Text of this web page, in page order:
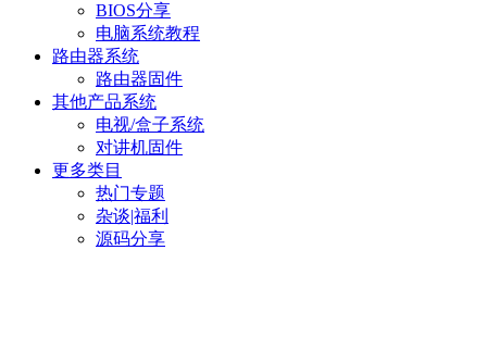
BIOS分享
电脑系统教程
路由器系统
路由器固件
其他产品系统
电视/盒子系统
对讲机固件
更多类目
热门专题
杂谈|福利
源码分享